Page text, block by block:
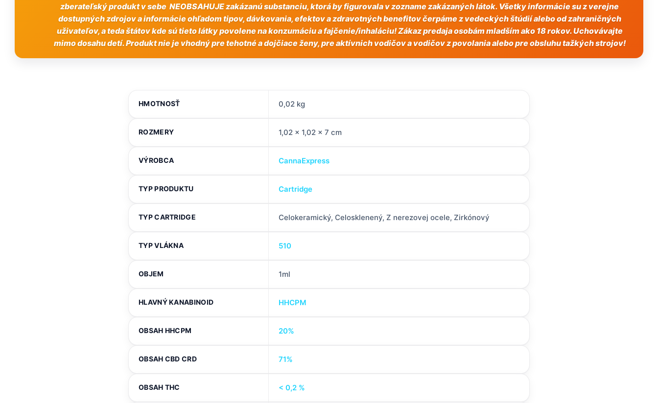
zberateľský produkt v sebe NEOBSAHUJE zakázanú substanciu, ktorá by figurovala v zozname zakázaných látok. Všetky informácie su z verejne
dostupných zdrojov a informácie ohľadom tipov, dávkovania, efektov a zdravotných benefitov čerpáme z vedeckých štúdií alebo od zahraničných
uživateľov, a teda štátov kde sú tieto látky povolene na konzumáciu a fajčenie/inhaláciu! Zákaz predaja osobám mladším ako 18 rokov. Uchovávajte
mimo dosahu detí. Produkt nie je vhodný pre tehotné a dojčiace ženy, pre aktívnich vodičov a vodičov z povolania alebo pre obsluhu tažkých strojov!
HMOTNOSŤ 0,02 kg
ROZMERY 1,02 × 1,02 × 7 cm
VÝROBCA CannaExpress
TYP PRODUKTU Cartridge
TYP CARTRIDGE Celokeramický, Celosklenený, Z nerezovej ocele, Zirkónový
TYP VLÁKNA 510
OBJEM 1ml
HLAVNÝ KANABINOID HHCPM
OBSAH HHCPM 20%
OBSAH CBD CRD 71%
OBSAH THC < 0,2 %